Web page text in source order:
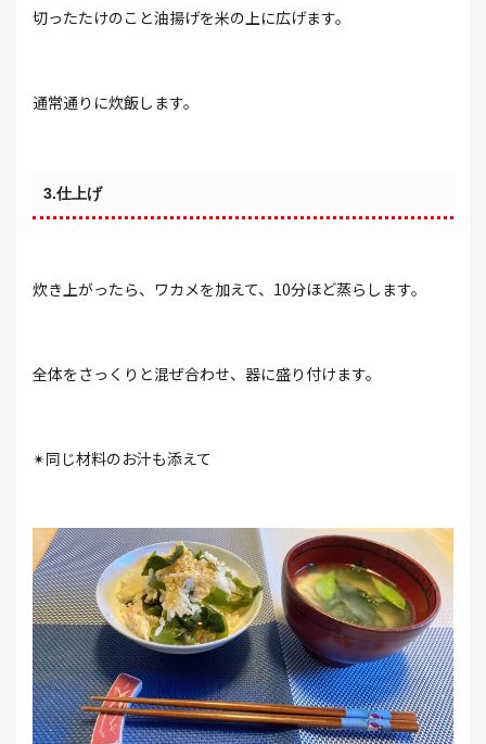
切ったたけのこと油揚げを米の上に広げます。
通常通りに炊飯します。
3.仕上げ
炊き上がったら、ワカメを加えて、10分ほど蒸らします。
全体をさっくりと混ぜ合わせ、器に盛り付けます。
✴同じ材料のお汁も添えて